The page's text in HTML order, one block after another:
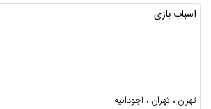
اسباب بازی
تهران ، تهران ، آجودانیه